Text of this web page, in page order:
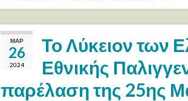
ΜΑΡ
26
2024
Το Λύκειον των
Εθνικής
παρέλαση της 25ης